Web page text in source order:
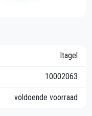
Itagel
10002063
voldoende voorraad